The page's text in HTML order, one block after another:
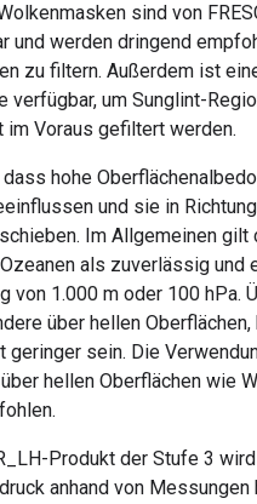
sind von
und werden dringend
zu filtern. Außerdem ist
verfügbar, um Sunglint-
im Voraus gefiltert werden.
hohe
und sie in
Im Allgemeinen gilt
als zuverlässig und
von 1.000 m oder 100 hPa.
über hellen Oberflächen,
geringer sein. Die
hellen Oberflächen wie
Produkt der Stufe 3
anhand von Messungen